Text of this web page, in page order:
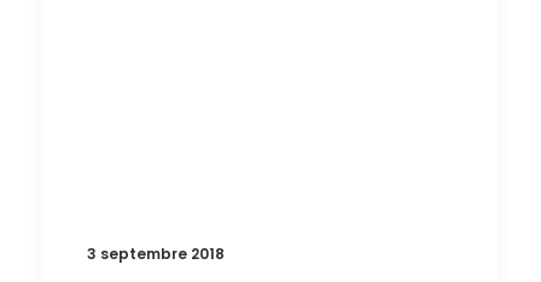
3 septembre 2018